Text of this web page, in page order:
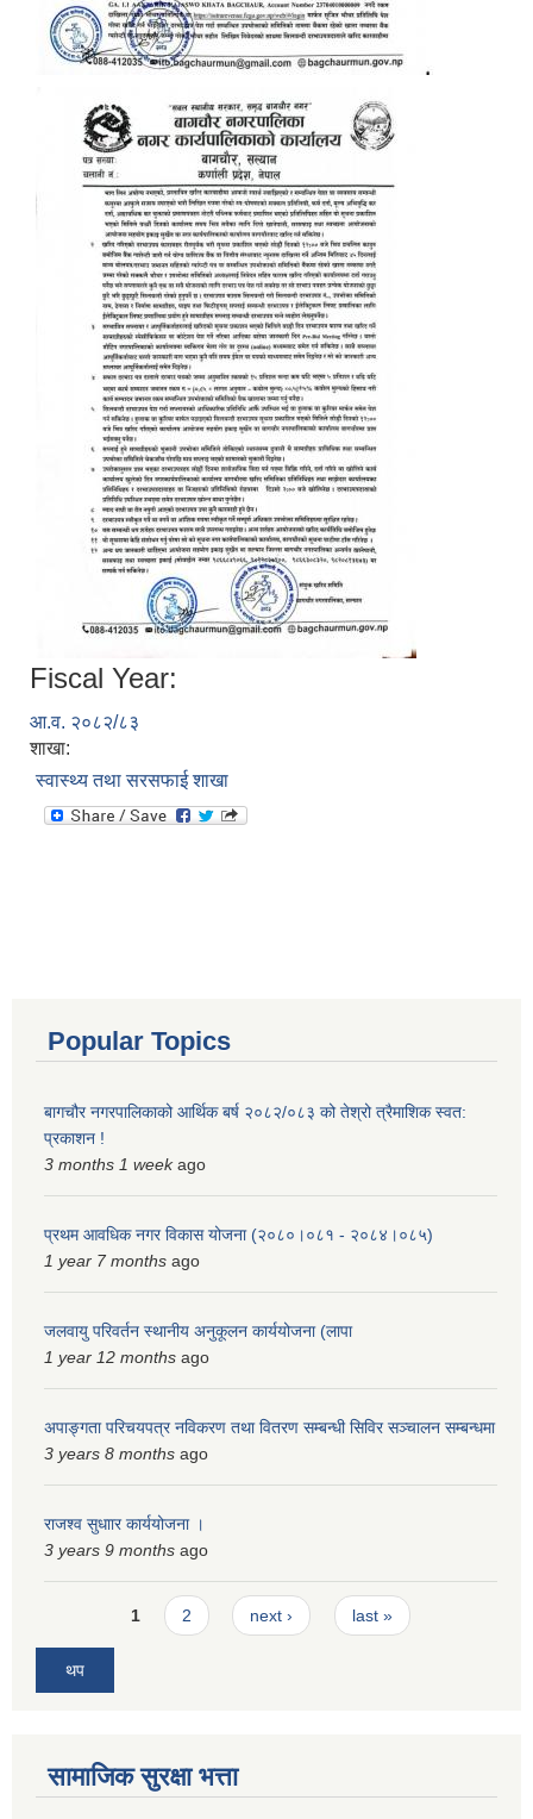
Fiscal Year:
आ.व. २०८२/८३
शाखा:
स्वास्थ्य तथा सरसफाई शाखा
Popular Topics
बागचौर नगरपालिकाको आर्थिक बर्ष २०८२/०८३ को तेश्रो त्रैमाशिक स्वत:
प्रकाशन !
3 months 1 weekago
प्रथम आवधिक नगर विकास योजना (२०८०।०८१ - २०८४।०८५)
1 year 7 months ago
जलवायु परिवर्तन स्थानीय अनुकूलन कार्ययोजना (लापा
1 year 12 months ago
अपाङ्गता परिचयपत्र नविकरण तथा वितरण सम्बन्धी सिविर सञ्चालन सम्बन्धमा
3 years 8 months ago
राजश्व सुधाार कार्ययोजना ।
3 years 9 months ago
Pages1 2 next › last »
थप
सामाजिक सुरक्षा भत्ता